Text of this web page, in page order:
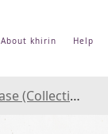
About khirin Help
of Japanese History)